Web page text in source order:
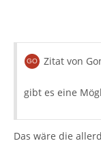
Zitat von
gibt es eine
Das wäre die